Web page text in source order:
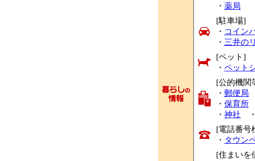
・ 薬局
[駐車場]
・ コイン
・ 三井の
[ペット]
・ ペット
[公的機関
・ 郵便局
・ 保育所
・ 神社 ・
[電話番号
・ タウン
[住まいを